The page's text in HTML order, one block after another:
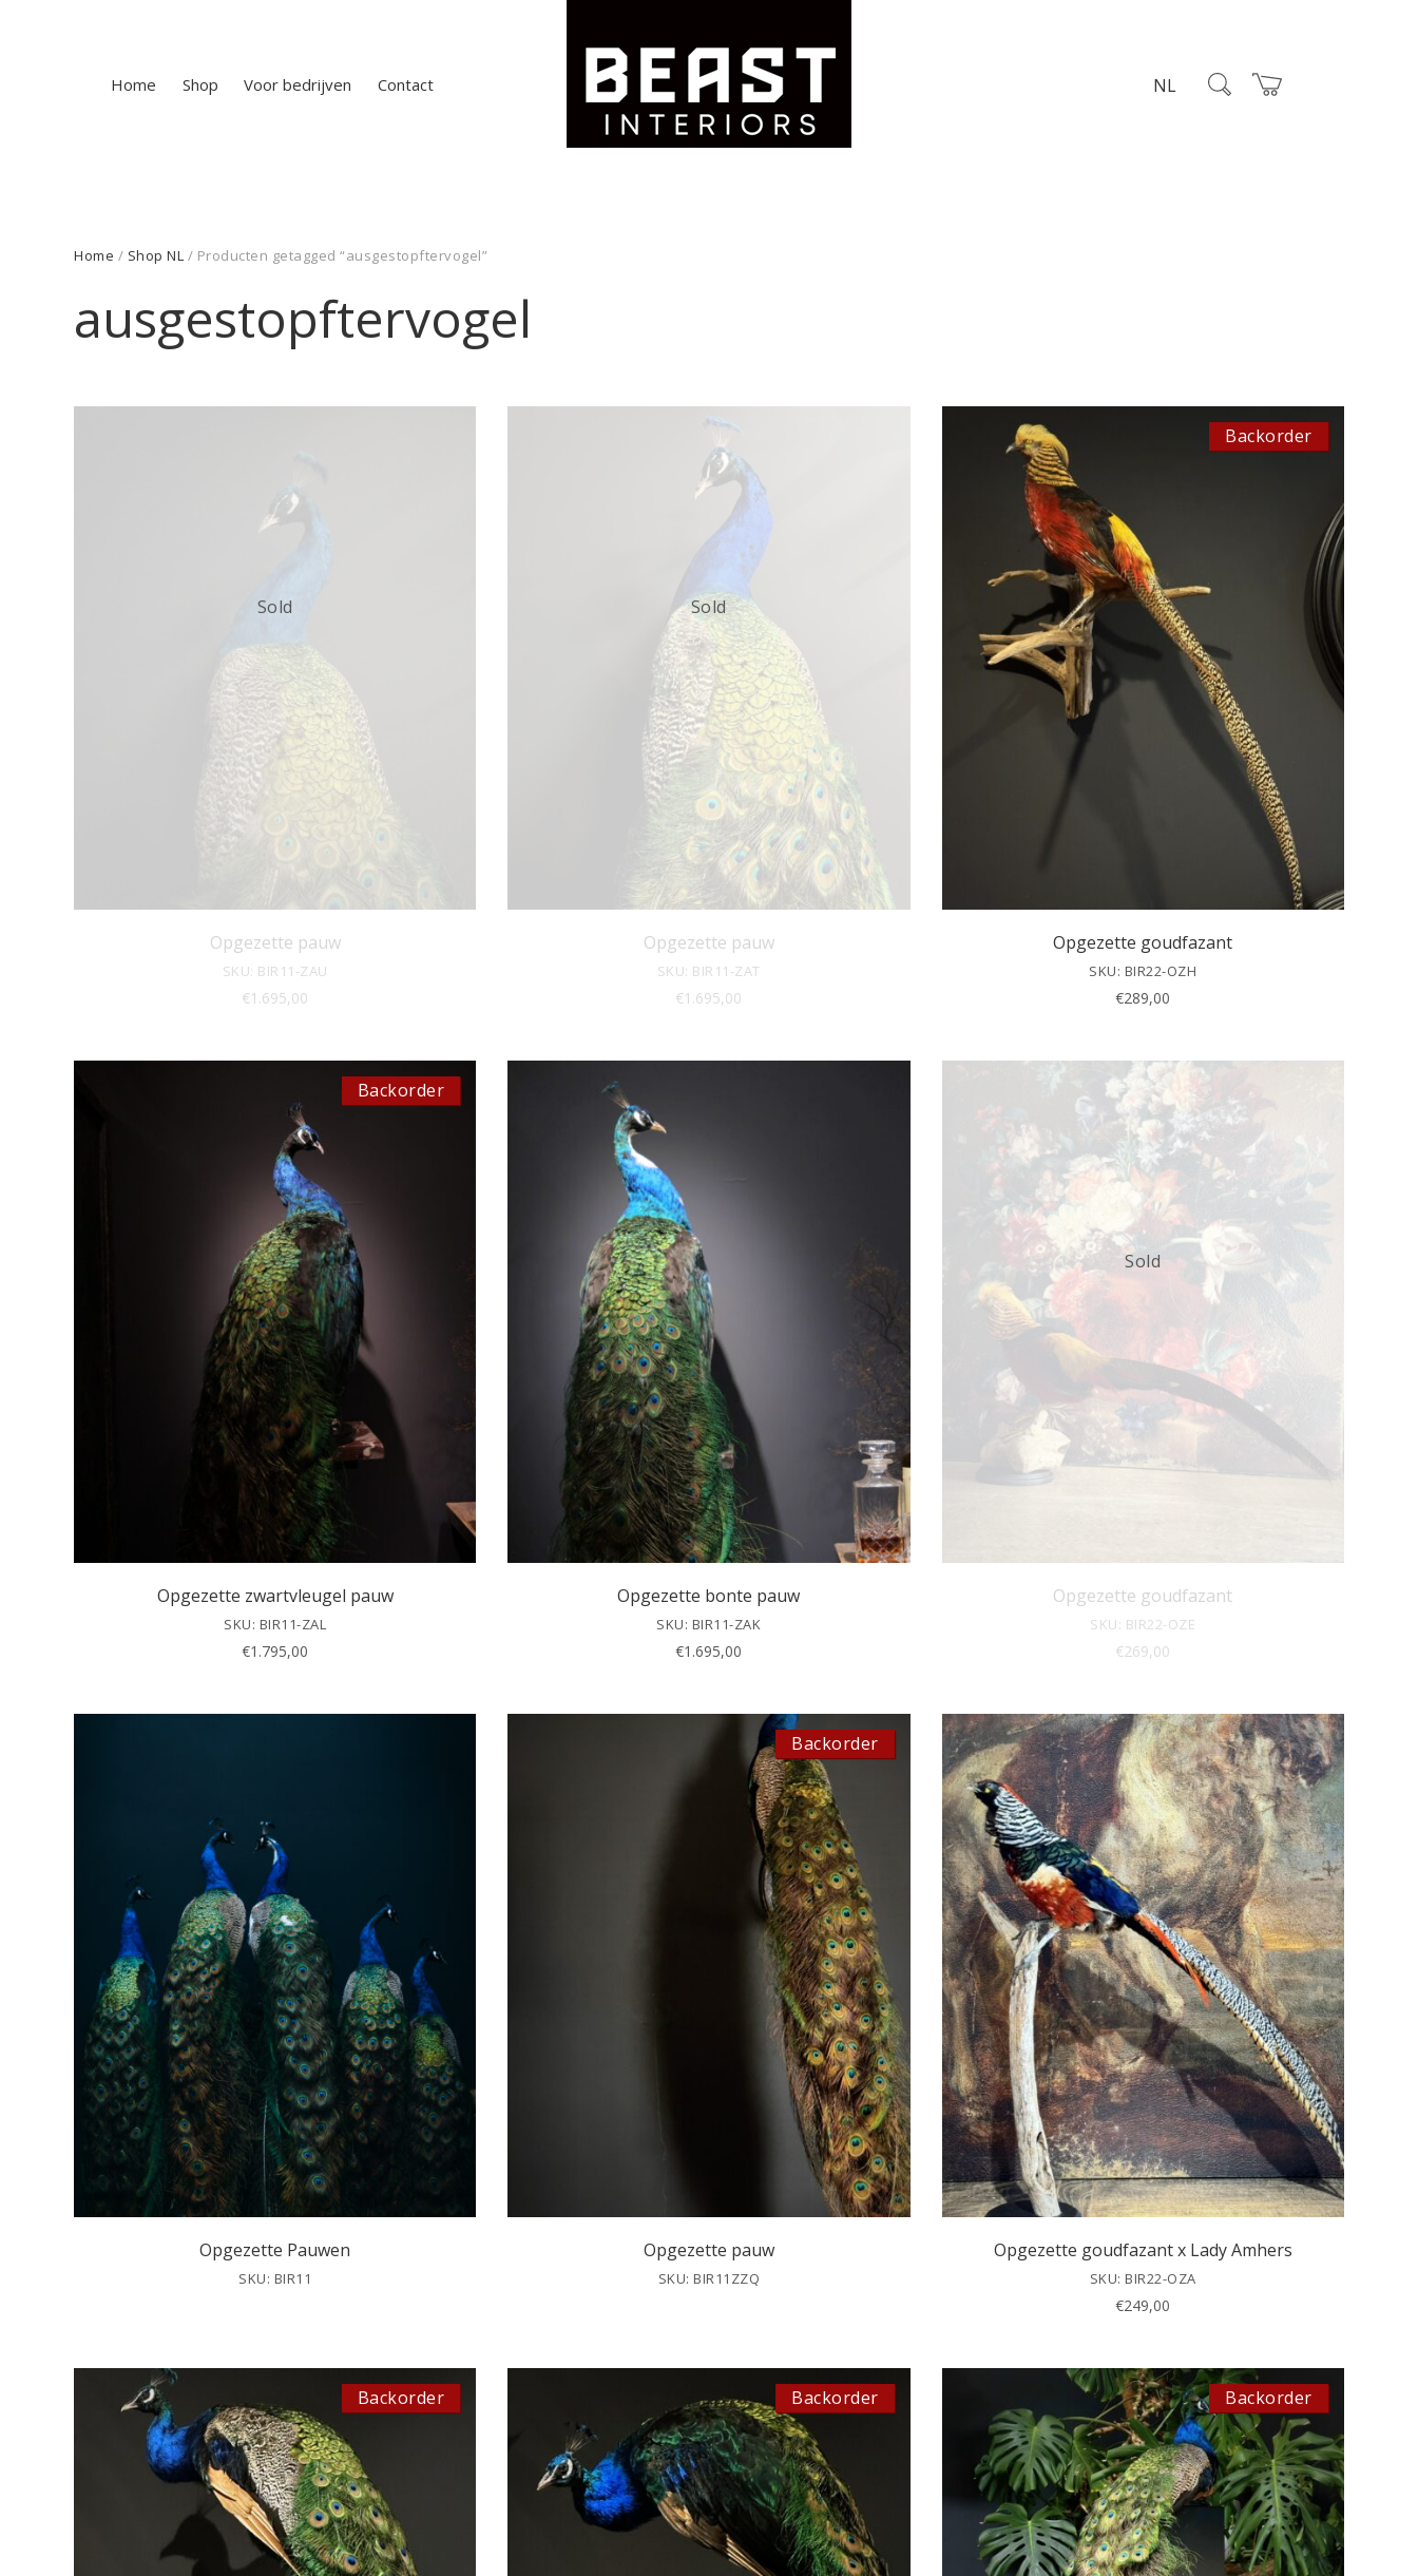
Home Shop Voor bedrijven Contact NL
Home / Shop NL / Producten getagged “ausgestopftervogel”
ausgestopftervogel
Opgezette pauw
SKU: BIR11-ZAU
€1.695,00
Sold
Opgezette pauw
SKU: BIR11-ZAT
€1.695,00
Sold
Backorder
Opgezette goudfazant
SKU: BIR22-OZH
€289,00
Backorder
Opgezette zwartvleugel pauw
SKU: BIR11-ZAL
€1.795,00
Opgezette bonte pauw
SKU: BIR11-ZAK
€1.695,00
Opgezette goudfazant
SKU: BIR22-OZE
€269,00
Sold
Opgezette Pauwen
SKU: BIR11
Backorder
Opgezette pauw
SKU: BIR11ZZQ
Opgezette goudfazant x Lady Amhers
SKU: BIR22-OZA
€249,00
Backorder Backorder Backorder